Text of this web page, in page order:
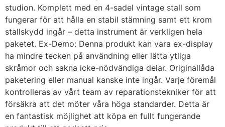
studion. Komplett med en 4-sadel vintage stall som
fungerar för att hålla en stabil stämning samt ett krom
stallskydd ingår – detta instrument är verkligen hela
paketet. Ex-Demo: Denna produkt kan vara ex-display
ha mindre tecken på användning eller lätta ytliga
skråmor och sakna icke-nödvändiga delar. Originallåda
paketering eller manual kanske inte ingår. Varje föremål
kontrolleras av vårt team av reparationstekniker för att
försäkra att det möter våra höga standarder. Detta är
en fantastisk möjlighet att köpa en fullt fungerande